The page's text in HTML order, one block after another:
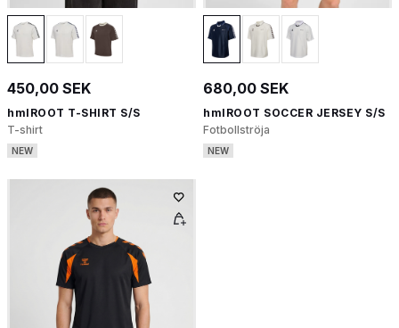
450,00 SEK
hmlROOT T-SHIRT S/S
T-shirt
NEW
680,00 SEK
hmlROOT SOCCER JERSEY S/S
Fotbollströja
NEW